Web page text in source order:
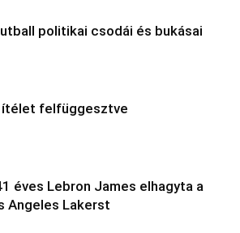
politikai csodái és bukásai
ítélet felfüggesztve
éves Lebron James elhagyta a
Angeles Lakerst